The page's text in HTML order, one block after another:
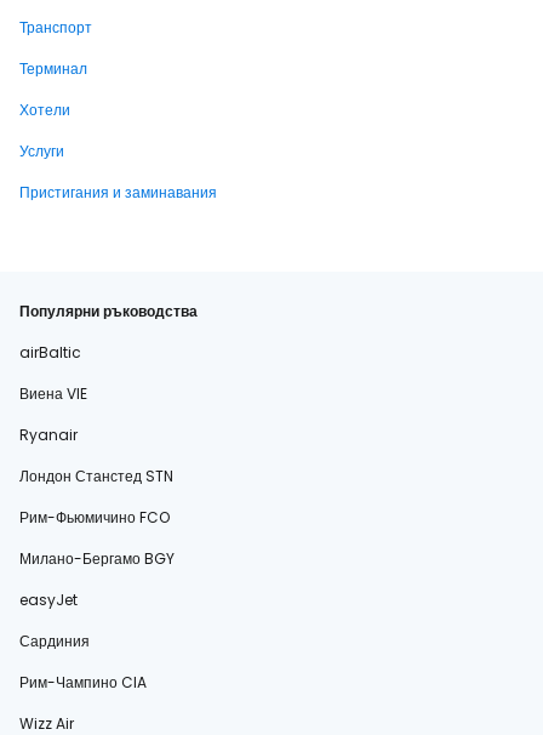
Транспорт
Терминал
Хотели
Услуги
Пристигания и заминавания
Популярни ръководства
airBaltic
Виена VIE
Ryanair
Лондон Станстед STN
Рим-Фьюмичино FCO
Милано-Бергамо BGY
easyJet
Сардиния
Рим-Чампино CIA
Wizz Air